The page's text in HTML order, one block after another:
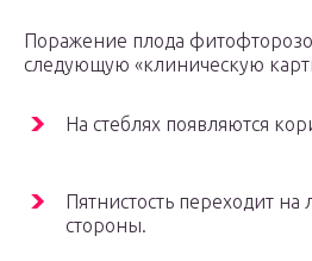
Поражение плода
следующую «клиническую
На стеблях появляются
Пятнистость переходит на
стороны.